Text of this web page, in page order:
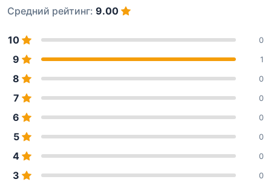
Средний рейтинг: 9.00
10 0
9 1
8 0
7 0
6 0
5 0
4 0
3 0